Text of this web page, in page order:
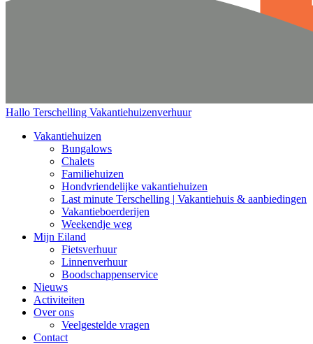
Hallo Terschelling Vakantiehuizenverhuur
Vakantiehuizen
Bungalows
Chalets
Familiehuizen
Hondvriendelijke vakantiehuizen
Last minute Terschelling | Vakantiehuis & aanbiedingen
Vakantieboerderijen
Weekendje weg
Mijn Eiland
Fietsverhuur
Linnenverhuur
Boodschappenservice
Nieuws
Activiteiten
Over ons
Veelgestelde vragen
Contact